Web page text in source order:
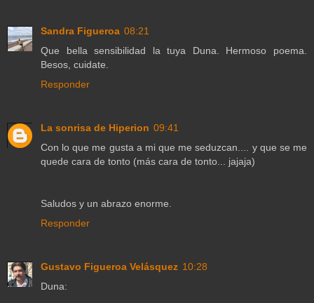
Sandra Figueroa 08:21
Que bella sensibilidad la tuya Duna. Hermoso poema.
Besos, cuidate.
Responder
La sonrisa de Hiperion 09:41
Con lo que me gusta a mi que me seduzcan.... y que se me
quede cara de tonto (más cara de tonto... jajaja)
Saludos y un abrazo enorme.
Responder
Gustavo Figueroa Velásquez 10:28
Duna: